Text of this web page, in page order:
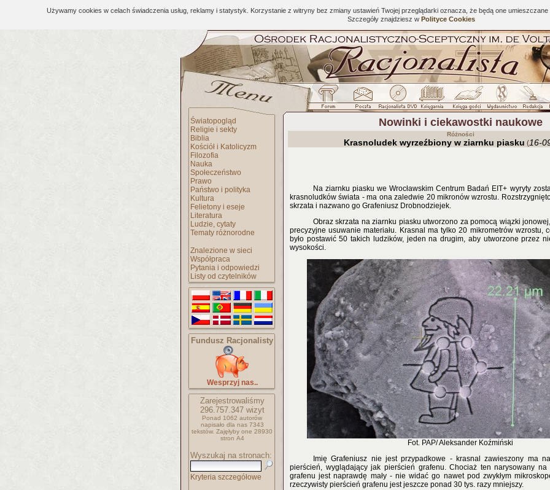
Używamy cookies w celach świadczenia usług, reklamy i statystyk. Korzystanie z witryny bez zmiany ustawień Twojej przeglądarki oznacza, że będą one
Szczegóły znajdziesz w Polityce Cookies
Światopogląd
Religie i sekty
Biblia
Kościół i Katolicyzm
Filozofia
Nauka
Społeczeństwo
Prawo
Państwo i polityka
Kultura
Felietony i eseje
Literatura
Ludzie, cytaty
Tematy różnorodne
Znalezione w sieci
Współpraca
Pytania i odpowiedzi
Listy od czytelników
Fundusz Racjonalisty
Wesprzyj nas..
Zarejestrowaliśmy
296.757.347wizyt
Ponad 1062 autorów
napisało dla nas 7343
tekstów. Zajęłyby one 28930
stron A4
Wyszukaj na stronach:
Kryteria szczegółowe
Nowinki i ciekawostki naukowe
Różności
Krasnoludek wyrzeźbiony w ziarnku piasku (16-
Na ziarnku piasku we Wrocławskim Centrum Badań EIT+ wyryty
krasnoludków świata - ma ona zaledwie 20 mikronów wzrostu.
skrzata i nazwano go Grafeniusz Drobnodziejek.
Obraz skrzata na ziarnku piasku utworzono za pomocą wiązki
precyzyjne usuwanie materiału. Krasnal ma tylko 20 mikrometrów wzrostu,
było postawić 50 takich ludzików, jeden na drugim, aby utworzone przez
wysokości.
Fot. PAP/ Aleksander Koźmiński
Imię Grafeniusz nie jest przypadkowe - krasnal zawieszony ma
pierścień, wyglądający jak pierścień grafenu. Chociaż ten narysowany
grafenu jest naprawdę mały - nie widać go nawet pod zwykłym
rzeczywisty pierścień grafenu jest jeszcze ponad 30 tys. razy mniejszy.